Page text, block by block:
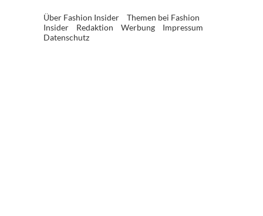
Über Fashion Insider
Themen bei Fashion
Insider
Redaktion Werbung
Impressum
Datenschutz